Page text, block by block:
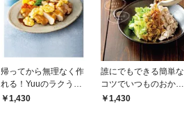
帰ってから無理なく作
れる！Yuuのラクうま
晩ごはん
1,430
誰にでもできる簡単な
コツでいつものおかず
がごちそうに Yuuのラ
1,430